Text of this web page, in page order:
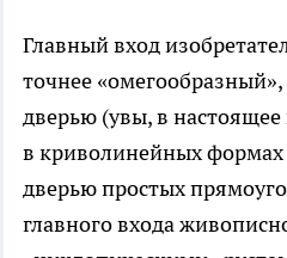
Главный вход
точнее
дверью (увы, в
в криволинейных
дверью простых
главного входа